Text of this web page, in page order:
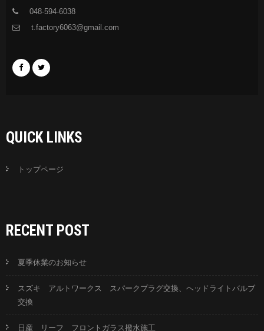
048-594-6038
t.factory6063@gmail.com
QUICK LINKS
トップページ
RECENT POST
夏季休業のお知らせ
スズキ アルトワークス スパークプラグ交換、ヘッドライトバルブ
交換
日産 リーフ フロントガラス撥水施工